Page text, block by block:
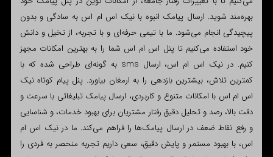
بهره‌مند شوید. ارسال پیامک انبوه با نیک اس ام اس به سادگی و بدون
پیچیدگی انجام می‌شود. ما با تیمی حرفه‌ای و با تجربه، از تخیل و دانش
خود استفاده می‌کنیم تا پنل اس ام اس شما را به بهترین امکانات مجهز
کنیم. در نیک اس ام اس، ارسال sms به گونه‌ای طراحی شده که با
کمترین تلاش، بیشترین بازدهی را به ارمغان بیاورد. پنل پیام کوتاه نیک
اس ام اس با امکانات متنوع و کاربردی، ارسال پیامک تبلیغاتی با سرعت و
دقت بالا، رصد و تحلیل دقیق رفتار مشتریان برای بهبود خدمات، و شناسایی
و رفع نقاط ضعف در ارسال پیامک‌ها را فراهم می‌کند. ما در نیک اس ام
اس، با بهبود مستمر و پایش دقیق، سعی داریم تجربه منحصر به فردی را